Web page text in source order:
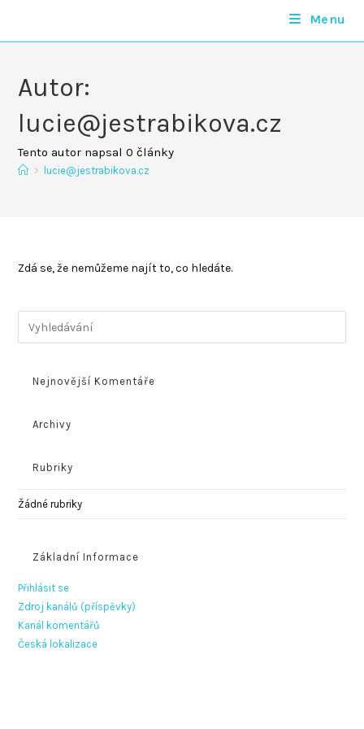
Menu
Autor:
lucie@jestrabikova.cz
Tento autor napsal 0 články
> lucie@jestrabikova.cz
Zdá se, že nemůžeme najít to, co hledáte.
Nejnovější Komentáře
Archivy
Rubriky
Žádné rubriky
Základní Informace
Přihlásit se
Zdroj kanálů (příspěvky)
Kanál komentářů
Česká lokalizace